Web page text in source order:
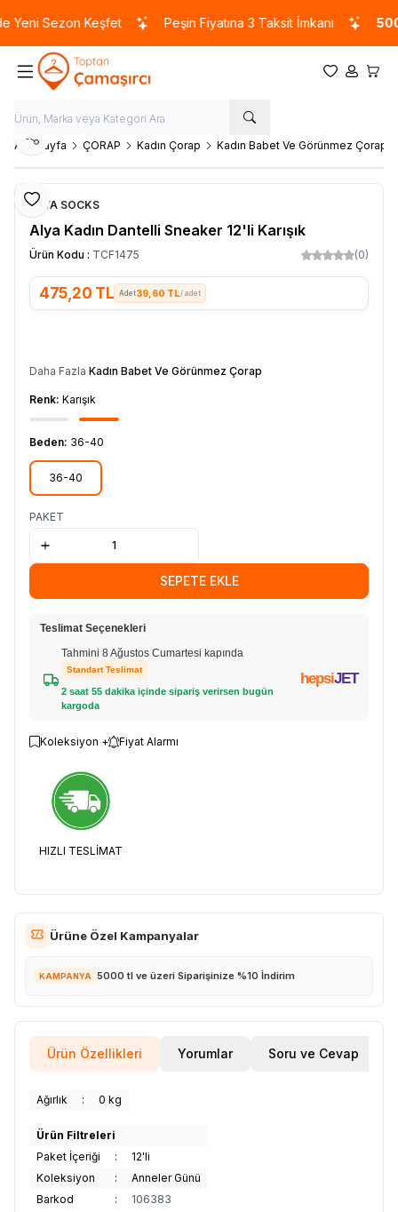
Sezon Keşfet Peşin Fiyatına 3 Taksit İmkanı
Favorilerim
Hesabım
Ana Sayfa ÇORAP Kadın Çorap Kadın Babet Ve Görünmez Çorap
Favoriye Ekle
Paylaş
ALYA SOCKS
Alya Kadın Dantelli Sneaker 12'li Karışık
Ürün Kodu : TCF1475 (0)
475,20 TL 39,60 TL/ adet
Daha Fazla Kadın Babet Ve Görünmez Çorap
Renk: Karışık
Beden: 36-40
36-40
PAKET
SEPETE EKLE
Teslimat Seçenekleri
Tahmini 8 Ağustos Cumartesi kapında
Standart Teslimat
2 saat 55 dakika içinde sipariş verirsen bugün
kargoda
hepsiJET
Koleksiyon + Fiyat Alarmı
HIZLI TESLİMAT
Ürüne Özel Kampanyalar
KAMPANYA 5000 tl ve üzeri Siparişinize %10 İndirim
Ürün Özellikleri Yorumlar Soru ve Cevap
Ağırlık : 0 kg
Ürün Filtreleri
Paket İçeriği
:
12'li
Koleksiyon
:
Anneler Günü
Barkod
: 106383